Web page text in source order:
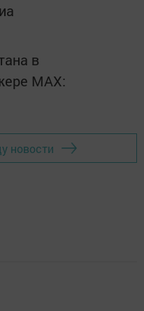
в
MАХ:
новости